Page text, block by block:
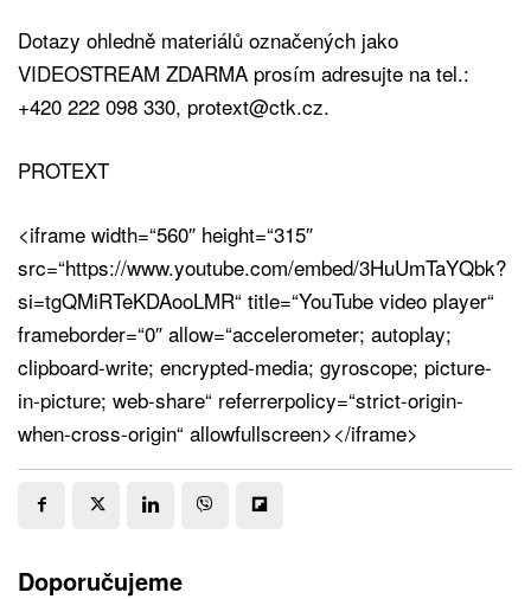
Dotazy ohledně materiálů označených jako
VIDEOSTREAM ZDARMA prosím adresujte na tel.:
+420 222 098 330, protext@ctk.cz.
PROTEXT
<iframe width=“560″ height=“315″
src=“https://www.youtube.com/embed/3HuUmTaYQbk?
si=tgQMiRTeKDAooLMR“ title=“YouTube video player“
frameborder=“0″ allow=“accelerometer; autoplay;
clipboard-write; encrypted-media; gyroscope; picture-
in-picture; web-share“ referrerpolicy=“strict-origin-
when-cross-origin“ allowfullscreen></iframe>
Doporučujeme